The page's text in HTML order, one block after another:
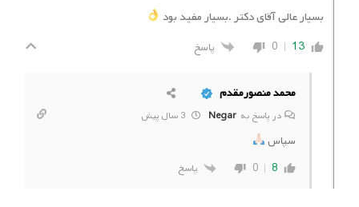
بسیار عالی آقای دکتر .بسیار مفید بود
13
0 پاسخ
محمد منصورمقدم
در پاسخ بهNegar
سپاس
8
0 پاسخ